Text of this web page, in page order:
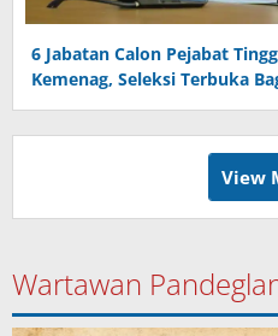
6 Jabatan Calon Pejabat
Kemenag, Seleksi Terbuka
View
Wartawan